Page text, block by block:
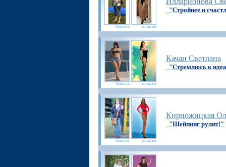
"Стройнее и
Качан Светлана
"Стремлюсь к
Кирножицкая
"Шейпинг рулит!"